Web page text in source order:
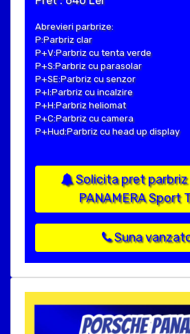
Abrevieri parbrize:
P:Parbriz clar
P+V:Parbriz cu tenta verde
P+S:Parbriz cu parasolar
P+SE:Parbriz cu senzor
P+I:Parbriz cu incalzire
P+H:Parbriz heliomat
P+C:Parbriz cu camera
P+Hud:Parbriz cu head up display
Solicita pret parbriz
PANAMERA Sport
Suna